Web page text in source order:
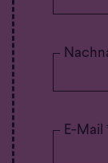
E-Mail